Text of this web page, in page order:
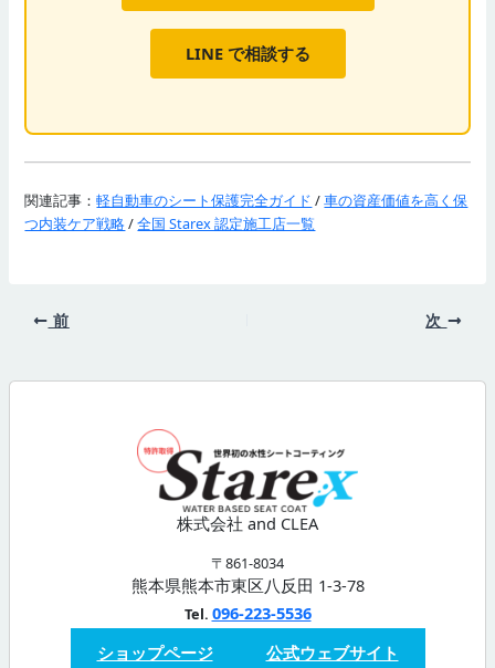
LINE で相談する
関連記事：軽自動車のシート保護完全ガイド /車の資産価値を高く保
つ内装ケア戦略/全国 Starex 認定施工店一覧
前 次
株式会社 and CLEA
〒861-8034
熊本県熊本市東区八反田 1-3-78
Tel. 096-223-5536
ショップページ
公式ウェブサイト